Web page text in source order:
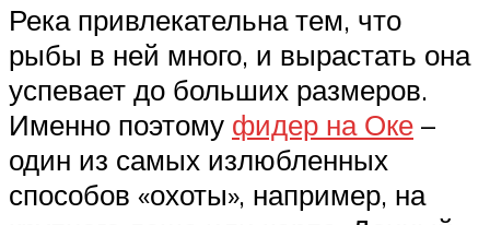
Река привлекательна тем, что
рыбы в ней много, и вырастать она
успевает до больших размеров.
Именно поэтому фидер на Оке –
один из самых излюбленных
способов «охоты», например, на